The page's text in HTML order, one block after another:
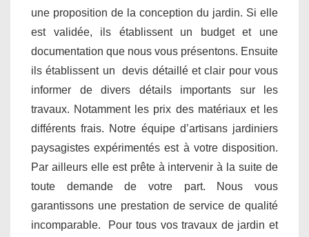
une proposition de la conception du jardin. Si elle
est validée, ils établissent un budget et une
documentation que nous vous présentons. Ensuite
ils établissent un devis détaillé et clair pour vous
informer de divers détails importants sur les
travaux. Notamment les prix des matériaux et les
différents frais. Notre équipe d’artisans jardiniers
paysagistes expérimentés est à votre disposition.
Par ailleurs elle est prête à intervenir à la suite de
toute demande de votre part. Nous vous
garantissons une prestation de service de qualité
incomparable. Pour tous vos travaux de jardin et